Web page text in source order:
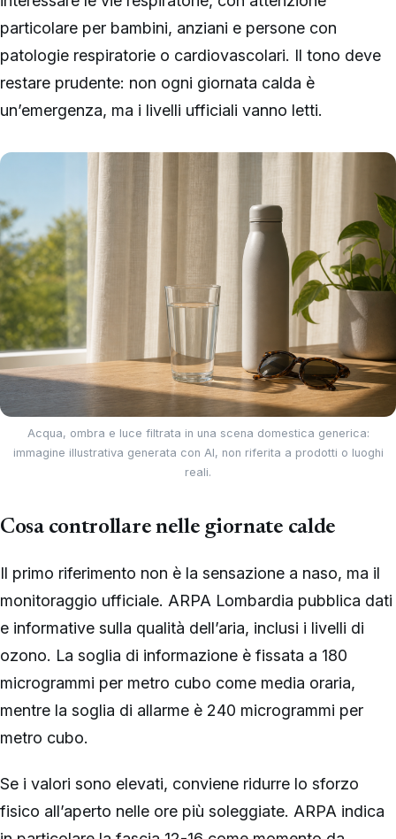
particolare per bambini, anziani e persone con
patologie respiratorie o cardiovascolari. Il tono deve
restare prudente: non ogni giornata calda è
un’emergenza, ma i livelli ufficiali vanno letti.
Acqua, ombra e luce filtrata in una scena domestica generica:
immagine illustrativa generata con AI, non riferita a prodotti o luoghi
reali.
Cosa controllare nelle giornate calde
Il primo riferimento non è la sensazione a naso, ma il
monitoraggio ufficiale. ARPA Lombardia pubblica dati
e informative sulla qualità dell’aria, inclusi i livelli di
ozono. La soglia di informazione è fissata a 180
microgrammi per metro cubo come media oraria,
mentre la soglia di allarme è 240 microgrammi per
metro cubo.
Se i valori sono elevati, conviene ridurre lo sforzo
fisico all’aperto nelle ore più soleggiate. ARPA indica